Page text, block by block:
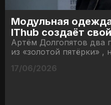
Модульная
IThub создаёт
Артём Долгопятов два
из «золотой пятёрки» ,
17/06/2026